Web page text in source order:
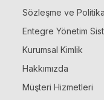
Sözleşme ve
Entegre Yönetim
Kurumsal Kimlik
Hakkımızda
Müşteri Hizmetleri